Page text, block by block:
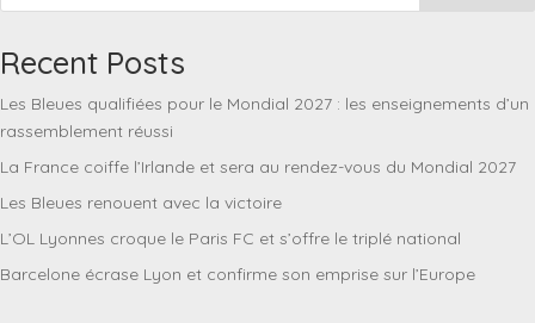
Recent Posts
Les Bleues qualifiées pour le Mondial 2027 : les enseignements d’un
rassemblement réussi
La France coiffe l’Irlande et sera au rendez-vous du Mondial 2027
Les Bleues renouent avec la victoire
L’OL Lyonnes croque le Paris FC et s’offre le triplé national
Barcelone écrase Lyon et confirme son emprise sur l’Europe